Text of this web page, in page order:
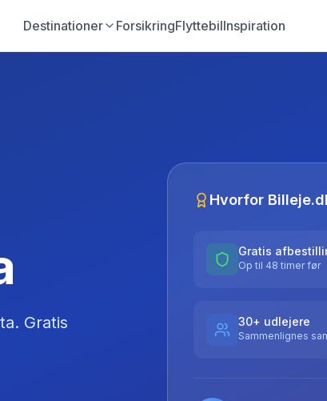
Destinationer ForsikringFlyttebilInspiration
. Gratis
Hvorfor
Gratis
Op til 48 timer før
30+ udlejere
Sammenlignes